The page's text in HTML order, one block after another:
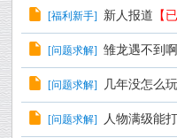
[福利新手] 新人报道 【
[问题求解] 雏龙遇不到
[问题求解] 几年没怎么
[问题求解] 人物满级能